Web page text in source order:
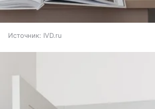
Источник: IVD.ru